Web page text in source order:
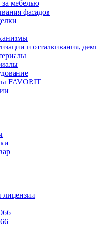
за мебелью
фасадов
и отталкивания,
FAVORIT
лицензии